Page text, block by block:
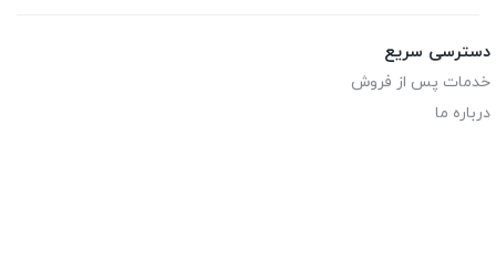
دسترسی سریع
خدمات پس از فروش
درباره ما